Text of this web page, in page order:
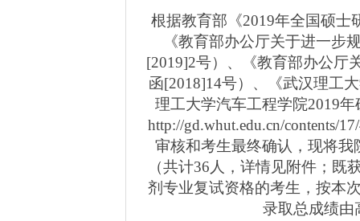
根据教育部《2019年全国硕士
《教育部办公厅关于进一步
[2019]2号）、《教育部办公厅
函[2018]14号）、《武汉理工
理工大学汽车工程学院2019
http://gd.whut.edu.cn/contents/
审核和考生最终确认，现将
（共计36人，详情见附件；
剂专业复试资格的考生，按本
录取总成绩由